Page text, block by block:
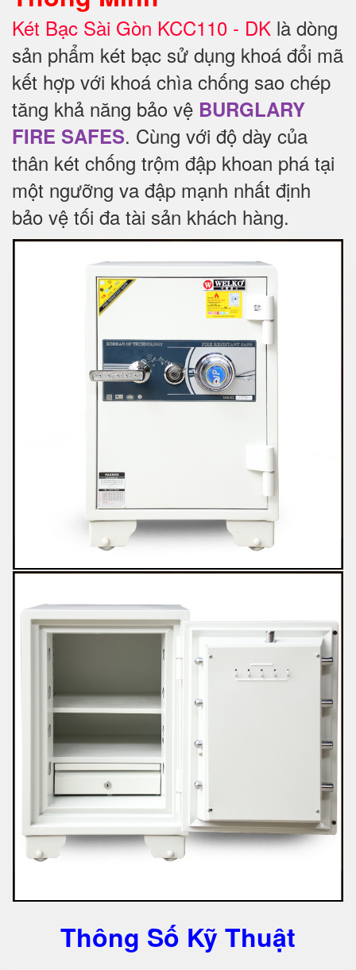
Két Bạc Sài Gòn KCC110 - DK là dòng
sản phẩm két bạc sử dụng khoá đổi mã
kết hợp với khoá chìa chống sao chép
tăng khả năng bảo vệ BURGLARY
FIRE SAFES. Cùng với độ dày của
thân két chống trộm đập khoan phá tại
một ngưỡng va đập mạnh nhất định
bảo vệ tối đa tài sản khách hàng.
Thông Số Kỹ Thuật